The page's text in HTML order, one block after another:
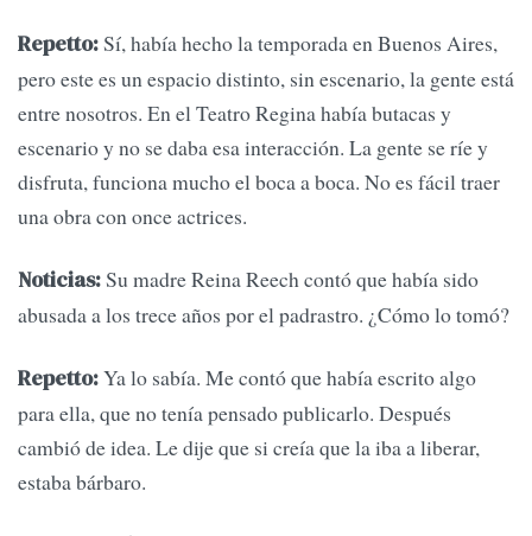
Repetto:Sí, había hecho la temporada en Buenos Aires,
pero este es un espacio distinto, sin escenario, la gente está
entre nosotros. En el Teatro Regina había butacas y
escenario y no se daba esa interacción. La gente se ríe y
disfruta, funciona mucho el boca a boca. No es fácil traer
una obra con once actrices.
Noticias:Su madre Reina Reech contó que había sido
abusada a los trece años por el padrastro. ¿Cómo lo tomó?
Repetto:Ya lo sabía. Me contó que había escrito algo
para ella, que no tenía pensado publicarlo. Después
cambió de idea. Le dije que si creía que la iba a liberar,
estaba bárbaro.